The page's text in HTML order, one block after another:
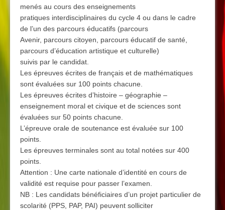
menés au cours des enseignements
pratiques interdisciplinaires du cycle 4 ou dans le cadre
de l’un des parcours éducatifs (parcours
Avenir, parcours citoyen, parcours éducatif de santé,
parcours d’éducation artistique et culturelle)
suivis par le candidat.
Les épreuves écrites de français et de mathématiques
sont évaluées sur 100 points chacune.
Les épreuves écrites d’histoire – géographie –
enseignement moral et civique et de sciences sont
évaluées sur 50 points chacune.
L’épreuve orale de soutenance est évaluée sur 100
points.
Les épreuves terminales sont au total notées sur 400
points.
Attention : Une carte nationale d’identité en cours de
validité est requise pour passer l’examen.
NB : Les candidats bénéficiaires d’un projet particulier de
scolarité (PPS, PAP, PAI) peuvent solliciter